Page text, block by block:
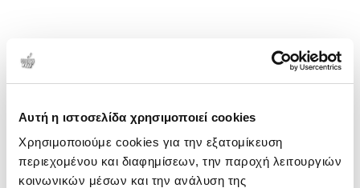
Αυτή η ιστοσελίδα χρησιμοποιεί cookies
Χρησιμοποιούμε cookies για την εξατομίκευση
περιεχομένου και διαφημίσεων, την παροχή λειτουργιών
κοινωνικών μέσων και την ανάλυση της